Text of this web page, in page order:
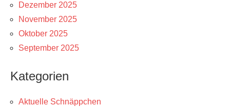
Dezember 2025
November 2025
Oktober 2025
September 2025
Kategorien
Aktuelle Schnäppchen